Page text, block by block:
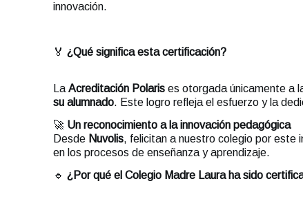
innovación.
🏅 ¿Qué significa esta certificación?
La Acreditación Polaris es otorgada únicamente a
su alumnado. Este logro refleja el esfuerzo y la
🚀 Un reconocimiento a la innovación pedagógica
Desde Nuvolis, felicitan a nuestro colegio por este
en los procesos de enseñanza y aprendizaje.
🔹 ¿Por qué el Colegio Madre Laura ha sido